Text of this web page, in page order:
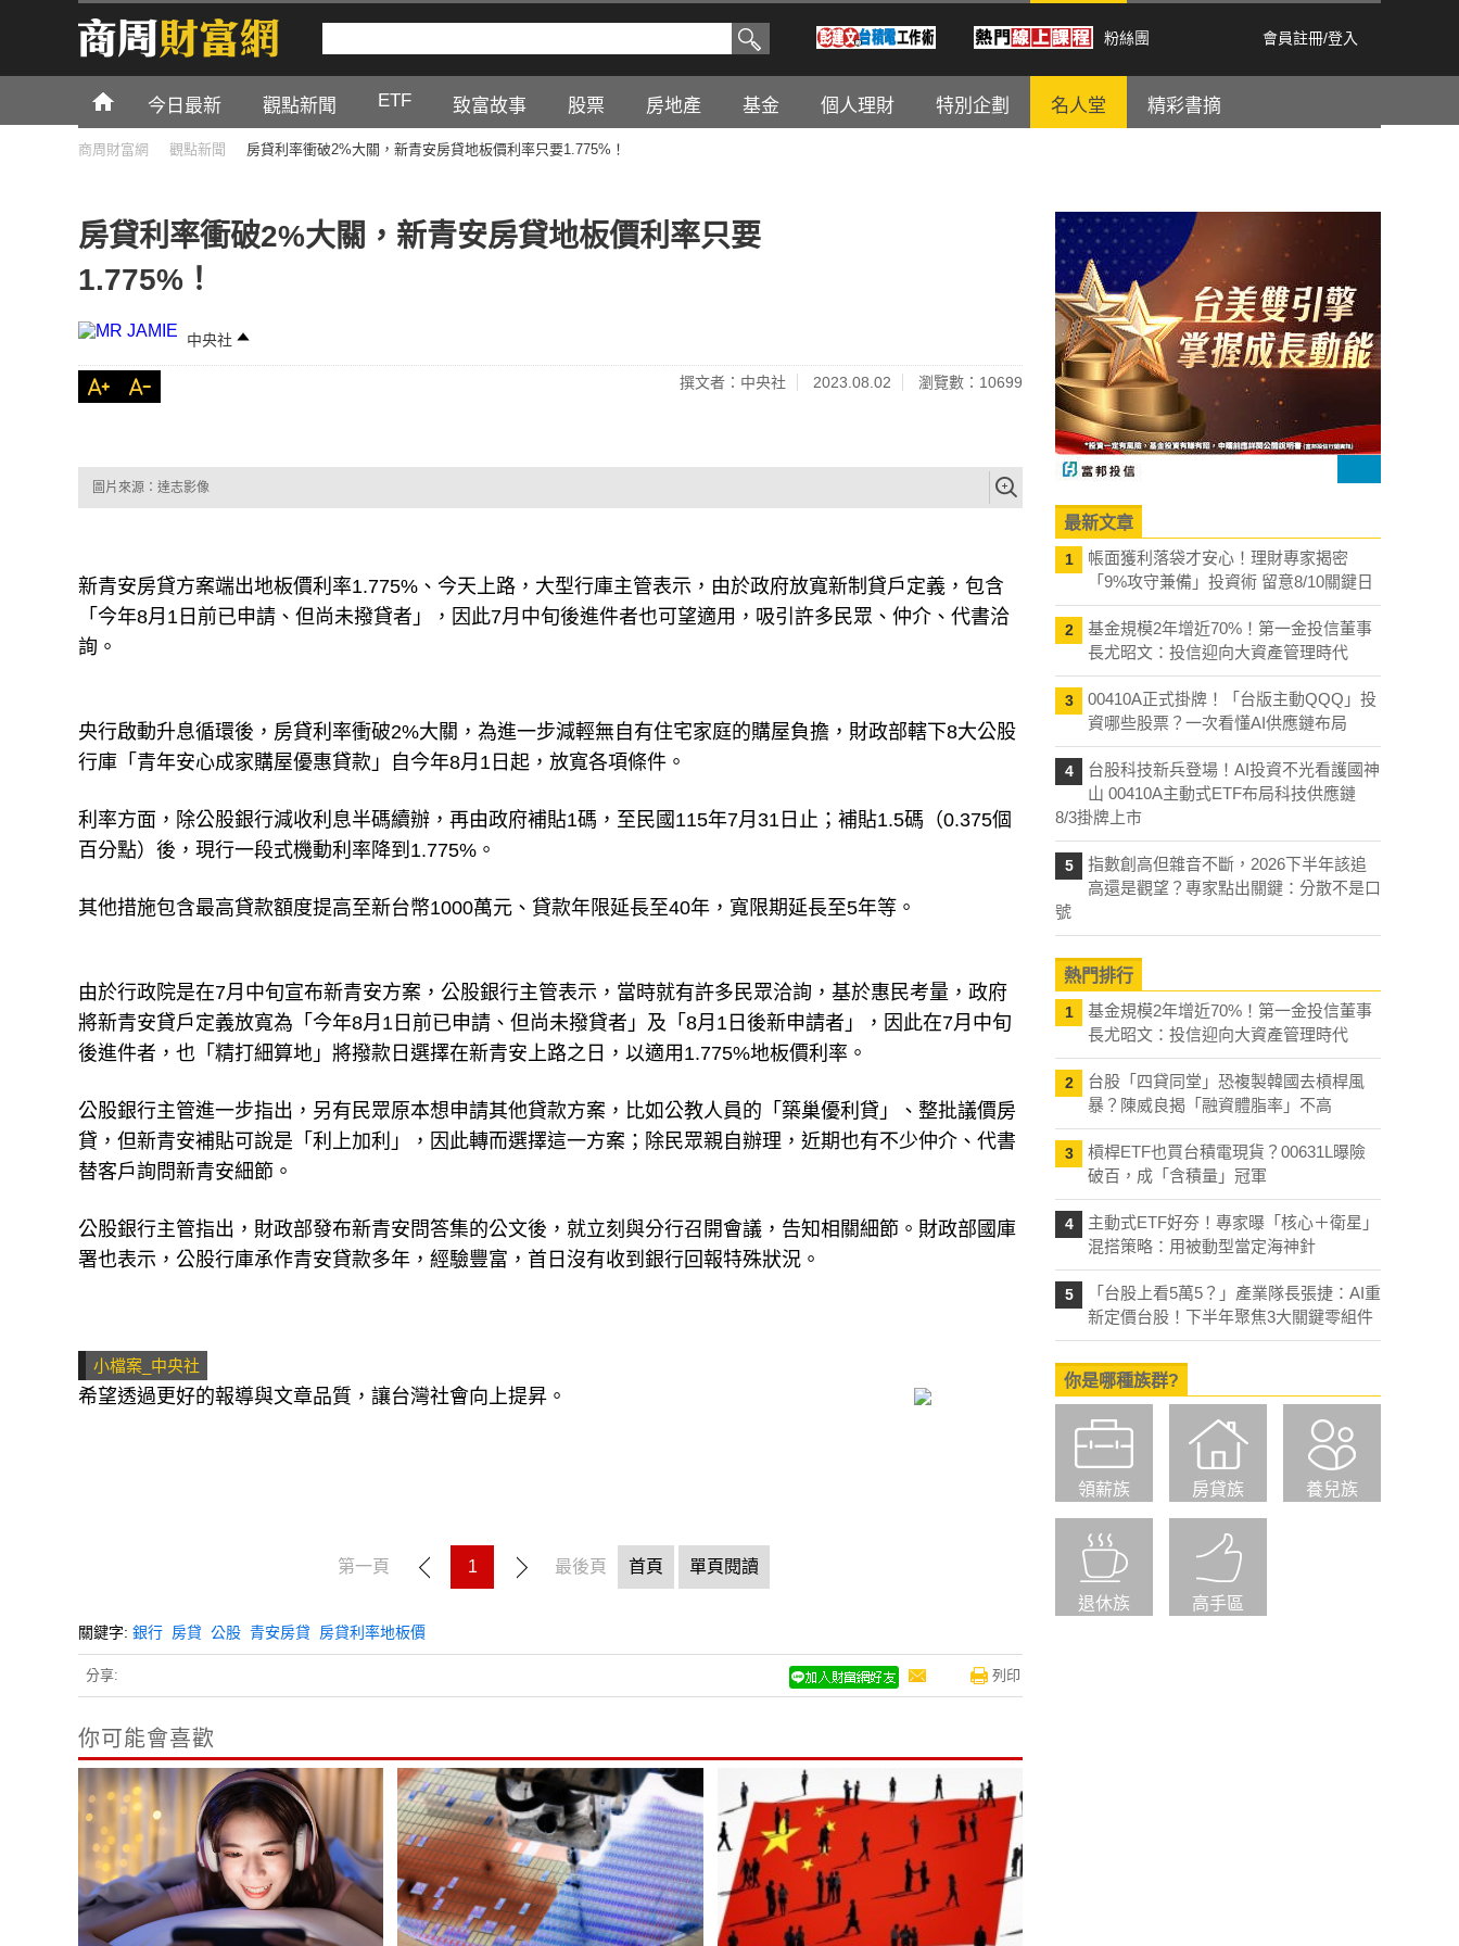
粉絲團 會員註冊/登入
今日最新 觀點新聞 ETF 致富故事 股票 房地產 基金 個人理財 特別企劃 名人堂 精彩書摘
商周財富網 觀點新聞 房貸利率衝破2%大關，新青安房貸地板價利率只要1.775%！
房貸利率衝破2%大關，新青安房貸地板價利率只要
1.775%！
中央社
撰文者：中央社 2023.08.02 瀏覽數：10699
圖片來源：達志影像
新青安房貸方案端出地板價利率1.775%、今天上路，大型行庫主管表示，由於政府放寬新制貸戶定義，包含
「今年8月1日前已申請、但尚未撥貸者」，因此7月中旬後進件者也可望適用，吸引許多民眾、仲介、代書洽
詢。
央行啟動升息循環後，房貸利率衝破2%大關，為進一步減輕無自有住宅家庭的購屋負擔，財政部轄下8大公股
行庫「青年安心成家購屋優惠貸款」自今年8月1日起，放寬各項條件。
利率方面，除公股銀行減收利息半碼續辦，再由政府補貼1碼，至民國115年7月31日止；補貼1.5碼（0.375個
百分點）後，現行一段式機動利率降到1.775%。
其他措施包含最高貸款額度提高至新台幣1000萬元、貸款年限延長至40年，寬限期延長至5年等。
由於行政院是在7月中旬宣布新青安方案，公股銀行主管表示，當時就有許多民眾洽詢，基於惠民考量，政府
將新青安貸戶定義放寬為「今年8月1日前已申請、但尚未撥貸者」及「8月1日後新申請者」，因此在7月中旬
後進件者，也「精打細算地」將撥款日選擇在新青安上路之日，以適用1.775%地板價利率。
公股銀行主管進一步指出，另有民眾原本想申請其他貸款方案，比如公教人員的「築巢優利貸」、整批議價房
貸，但新青安補貼可說是「利上加利」，因此轉而選擇這一方案；除民眾親自辦理，近期也有不少仲介、代書
替客戶詢問新青安細節。
公股銀行主管指出，財政部發布新青安問答集的公文後，就立刻與分行召開會議，告知相關細節。財政部國庫
署也表示，公股行庫承作青安貸款多年，經驗豐富，首日沒有收到銀行回報特殊狀況。
小檔案_中央社
希望透過更好的報導與文章品質，讓台灣社會向上提昇。
第一頁 1 最後頁 首頁 單頁閱讀
關鍵字: 銀行 房貸 公股 青安房貸 房貸利率地板價
分享: 列印
你可能會喜歡
最新文章
1
帳面獲利落袋才安心！理財專家揭密
「9%攻守兼備」投資術 留意8/10關鍵日
2
基金規模2年增近70%！第一金投信董事
長尤昭文：投信迎向大資產管理時代
3
00410A正式掛牌！「台版主動QQQ」投
資哪些股票？一次看懂AI供應鏈布局
4
台股科技新兵登場！AI投資不光看護國神
山 00410A主動式ETF布局科技供應鏈
8/3掛牌上市
5
指數創高但雜音不斷，2026下半年該追
高還是觀望？專家點出關鍵：分散不是口
號
熱門排行
1
基金規模2年增近70%！第一金投信董事
長尤昭文：投信迎向大資產管理時代
2
台股「四貸同堂」恐複製韓國去槓桿風
暴？陳威良揭「融資體脂率」不高
3
槓桿ETF也買台積電現貨？00631L曝險
破百，成「含積量」冠軍
4
主動式ETF好夯！專家曝「核心＋衛星」
混搭策略：用被動型當定海神針
5
「台股上看5萬5？」產業隊長張捷：AI重
新定價台股！下半年聚焦3大關鍵零組件
你是哪種族群?
領薪族 房貸族 養兒族
退休族 高手區